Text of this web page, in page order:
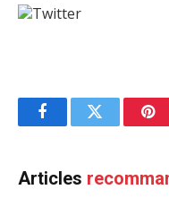
Twitter
FacebookTwitter
Articles